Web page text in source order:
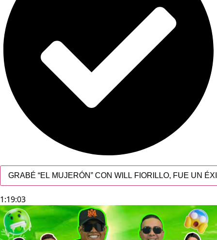
GRABÉ “EL MUJERÓN” CON WILL FIORILLO, FUE UN
1:19:03